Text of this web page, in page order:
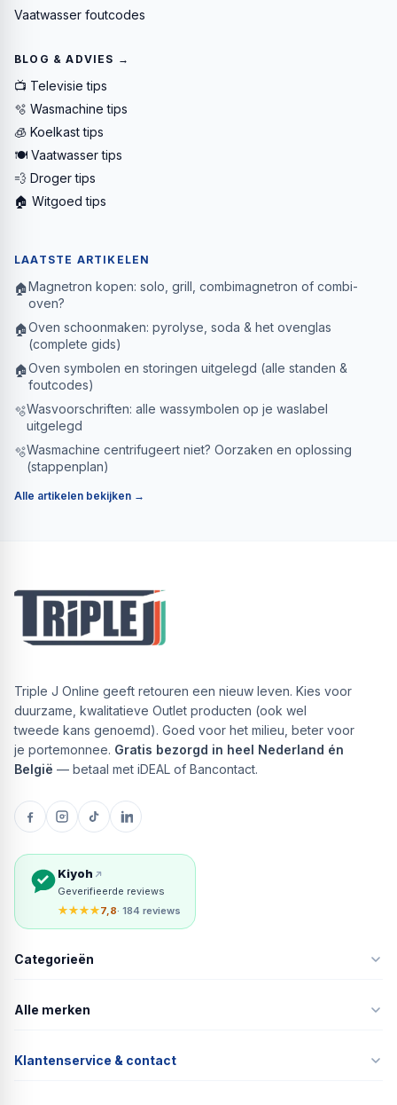
Vaatwasser foutcodes
BLOG & ADVIES →
📺 Televisie tips
🫧 Wasmachine tips
🧊 Koelkast tips
🍽️ Vaatwasser tips
💨 Droger tips
🏠 Witgoed tips
LAATSTE ARTIKELEN
🏠Magnetron kopen: solo, grill, combimagnetron of combi-
oven?
🏠Oven schoonmaken: pyrolyse, soda & het ovenglas
(complete gids)
🏠Oven symbolen en storingen uitgelegd (alle standen &
foutcodes)
🫧Wasvoorschriften: alle wassymbolen op je waslabel
uitgelegd
🫧Wasmachine centrifugeert niet? Oorzaken en oplossing
(stappenplan)
Alle artikelen bekijken →
Triple J Online geeft retouren een nieuw leven. Kies voor
duurzame, kwalitatieve Outlet producten (ook wel
tweede kans genoemd). Goed voor het milieu, beter voor
je portemonnee. Gratis bezorgd in heel Nederland én
België — betaal met iDEAL of Bancontact.
Kiyoh
Geverifieerde reviews
★★★★7,8· 184 reviews
Categorieën
Alle merken
Klantenservice & contact